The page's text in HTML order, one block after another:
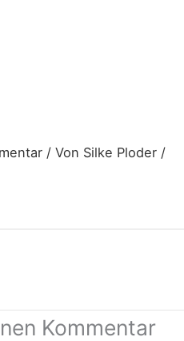
/ Von Silke Ploder /
Kommentar